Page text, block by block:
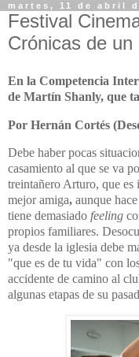
martes, 11 de abril
Festival
Crónicas de
En la Competencia
de Martín Shanly, que
Por Hernán Cortés
Debe haber pocas
casamiento al que se va
treintañero Arturo, que es
mejor amiga, aunque
tiene demasiado feeling
propios familiares.
ya desde la iglesia debe
"que es de tu vida" con
accidente de camino al
algunas etapas de su